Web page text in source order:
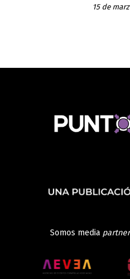
15 de
Somos media partner